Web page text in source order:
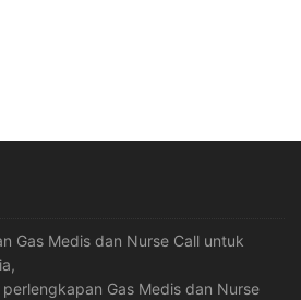
Gas Medis dan Nurse Call untuk
Gas Medis dan Nurse